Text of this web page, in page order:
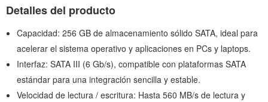
Detalles del producto
Capacidad: 256 GB de almacenamiento sólido SATA, ideal para
acelerar el sistema operativo y aplicaciones en PCs y laptops.
Interfaz: SATA III (6 Gb/s), compatible con plataformas SATA
estándar para una integración sencilla y estable.
Velocidad de lectura / escritura: Hasta 560 MB/s de lectura y